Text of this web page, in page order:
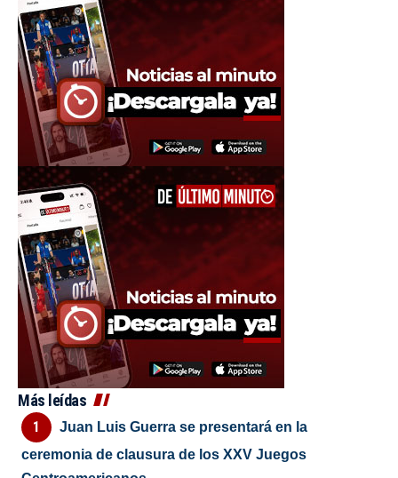
Más leídas
Juan Luis Guerra se presentará en la
ceremonia de clausura de los XXV Juegos